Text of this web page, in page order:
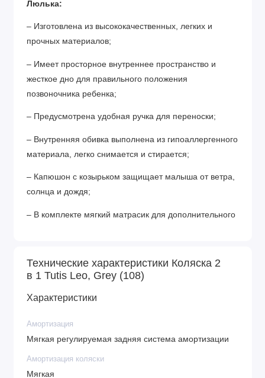
Люлька:
– Изготовлена из высококачественных, легких и
прочных материалов;
– Имеет просторное внутреннее пространство и
жесткое дно для правильного положения
позвоночника ребенка;
– Предусмотрена удобная ручка для переноски;
– Внутренняя обивка выполнена из гипоаллергенного
материала, легко снимается и стирается;
– Капюшон с козырьком защищает малыша от ветра,
солнца и дождя;
– В комплекте мягкий матрасик для дополнительного
– Легко устанавливается на шасси коляски;
– Спинка регулируется в нескольких положениях,
– Подножка также регулируется, обеспечивая
– Пятиточечные ремни безопасности с мягкими
Технические характеристики Коляска 2
в 1 Tutis Leo, Grey (108)
Характеристики
Амортизация
Мягкая регулируемая задняя система амортизации
Амортизация коляски
Мягкая